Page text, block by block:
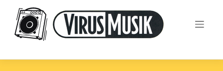
content